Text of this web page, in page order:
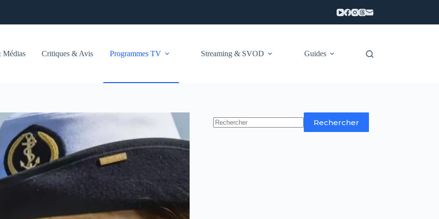
Critiques & Avis Programmes TV Streaming & SVOD Guides
Rechercher